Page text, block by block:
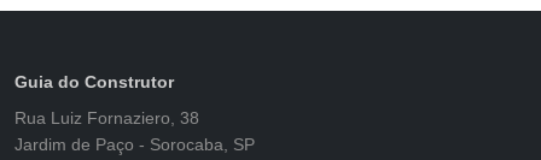
Guia do Construtor
Rua Luiz Fornaziero, 38
Jardim de Paço - Sorocaba, SP